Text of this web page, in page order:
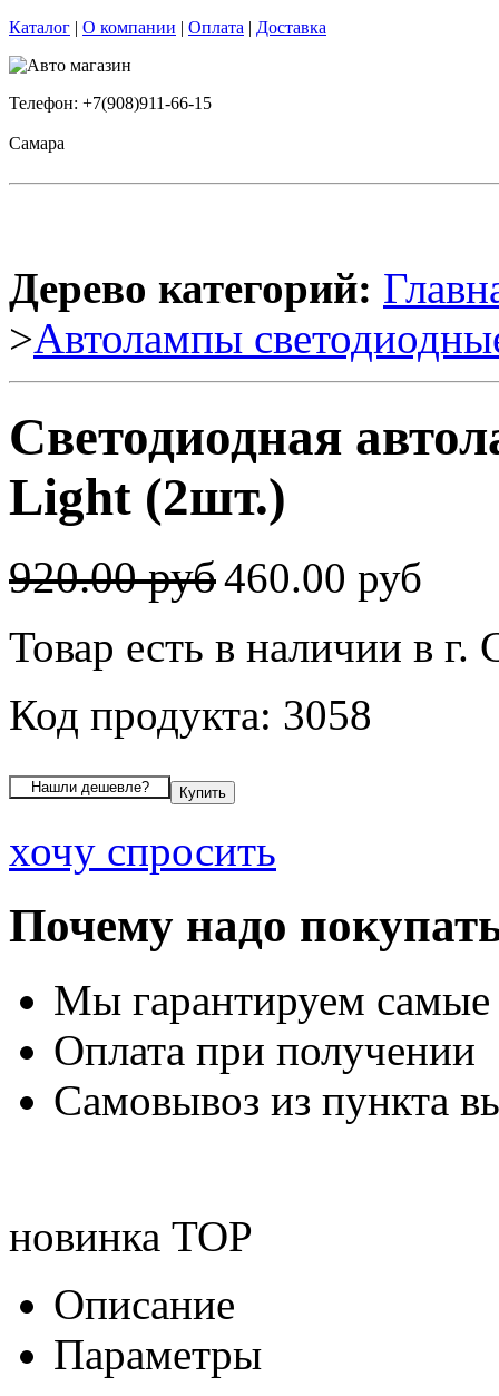
Каталог | О компании | Оплата | Доставка
Телефон: +7(908)911-66-15
Самара
Дерево категорий:
>Автолампы
Светодиодная
Light (2шт.)
920.00 руб460.00 руб
Товар есть в наличии в г.
Код продукта: 3058
хочу спросить
Почему надо
Мы гарантируем
Оплата при получении
Самовывоз из пункта
новинка TOP
Описание
Параметры